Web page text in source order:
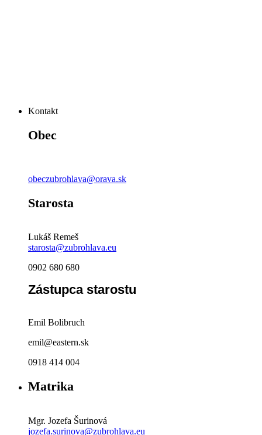
Kontakt
Obec
obeczubrohlava@orava.sk
Starosta
Lukáš Remeš
starosta@zubrohlava.eu
0902 680 680
Zástupca starostu
Emil Bolibruch
emil@eastern.sk
0918 414 004
Matrika
Mgr. Jozefa Šurinová
jozefa.surinova@zubrohlava.eu